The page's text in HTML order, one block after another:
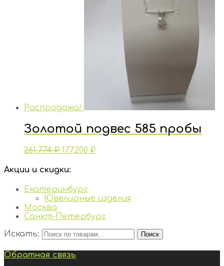
Распродажа!
Золотой подвес 585 пробы
261,774₽ 177,200 ₽
Акции и скидки:
Екатеринбург
Ювелирные изделия
Москва
Санкт-Петербург
Искать:
Поиск
Обратная связь